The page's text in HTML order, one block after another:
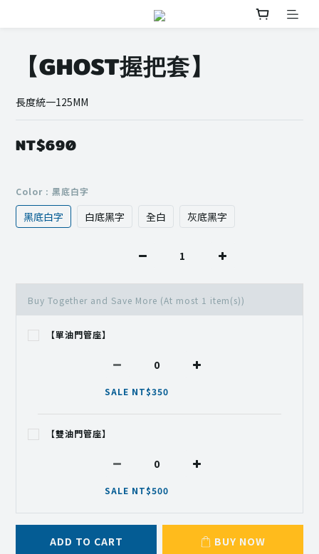
【GHOST握把套】
長度統一125MM
NT$690
Color : 黑底白字
黑底白字 白底黑字 全白 灰底黑字
Buy Together and Save More (At most 1 item(s))
【單油門管座】
SALE NT$350
【雙油門管座】
SALE NT$500
ADD TO CART BUY NOW